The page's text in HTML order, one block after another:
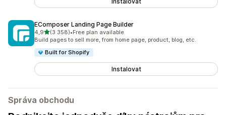
EComposer Landing Page Builder
4,9z 5 hvězd
(3 358)
Celkový počet recenzí: 3358
•Free plan available
Build pages to sell more, from home page, product, blog, etc.
Built for Shopify
Instalovat
Správa obchodu